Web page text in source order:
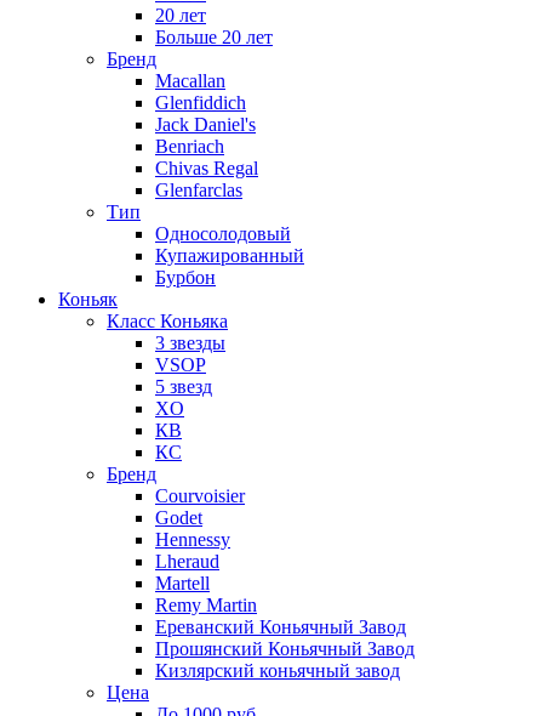
20 лет
Больше 20 лет
Бренд
Macallan
Glenfiddich
Jack Daniel's
Benriach
Chivas Regal
Glenfarclas
Тип
Односолодовый
Купажированный
Бурбон
Коньяк
Класс Коньяка
3 звезды
VSOP
5 звезд
XO
КВ
КС
Бренд
Courvoisier
Godet
Hennessy
Lheraud
Martell
Remy Martin
Ереванский Коньячный Завод
Прошянский Коньячный Завод
Кизлярский коньячный завод
Цена